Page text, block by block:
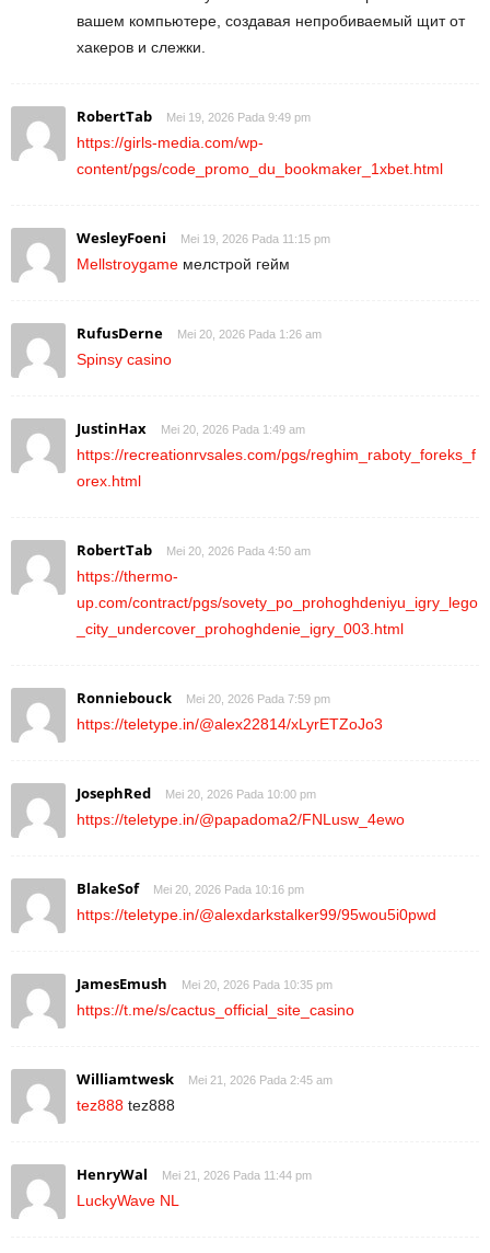
вашем компьютере, создавая непробиваемый щит от
хакеров и слежки.
RobertTab Mei 19, 2026 Pada 9:49 pm
https://girls-media.com/wp-
content/pgs/code_promo_du_bookmaker_1xbet.html
WesleyFoeni Mei 19, 2026 Pada 11:15 pm
Mellstroygame мелстрой гейм
RufusDerne Mei 20, 2026 Pada 1:26 am
Spinsy casino
JustinHax Mei 20, 2026 Pada 1:49 am
https://recreationrvsales.com/pgs/reghim_raboty_foreks_f
orex.html
RobertTab Mei 20, 2026 Pada 4:50 am
https://thermo-
up.com/contract/pgs/sovety_po_prohoghdeniyu_igry_lego
_city_undercover_prohoghdenie_igry_003.html
Ronniebouck Mei 20, 2026 Pada 7:59 pm
https://teletype.in/@alex22814/xLyrETZoJo3
JosephRed Mei 20, 2026 Pada 10:00 pm
https://teletype.in/@papadoma2/FNLusw_4ewo
BlakeSof Mei 20, 2026 Pada 10:16 pm
https://teletype.in/@alexdarkstalker99/95wou5i0pwd
JamesEmush Mei 20, 2026 Pada 10:35 pm
https://t.me/s/cactus_official_site_casino
Williamtwesk Mei 21, 2026 Pada 2:45 am
tez888 tez888
HenryWal Mei 21, 2026 Pada 11:44 pm
LuckyWave NL